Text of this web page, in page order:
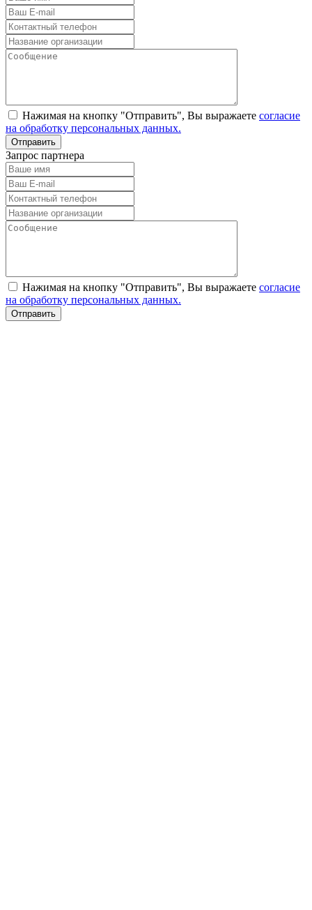
Нажимая на кнопку "Отправить", Вы выражаете согласие
на обработку персональных данных.
Запрос партнера
Нажимая на кнопку "Отправить", Вы выражаете согласие
на обработку персональных данных.